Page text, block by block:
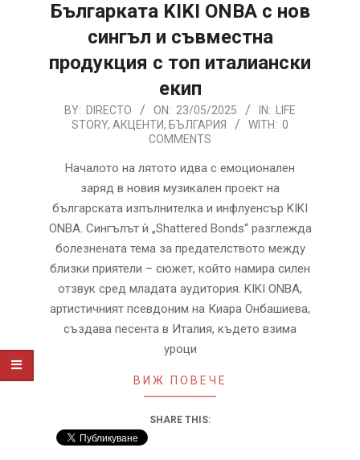
Българката KIKI ONBA с нов
сингъл и съвместна
продукция с топ италиански
екип
2025-
BY: DIRECTO ON: 23/05/2025 IN: LIFE
STORY, АКЦЕНТИ, БЪЛГАРИЯ WITH: 0
COMMENTS
Началото на лятото идва с емоционален
заряд в новия музикален проект на
българската изпълнителка и инфлуенсър KIKI
ONBA. Сингълът ѝ „Shattered Bonds“ разглежда
болезнената тема за предателството между
близки приятели – сюжет, който намира силен
отзвук сред младата аудитория. KIKI ONBA,
артистичният псевдоним на Киара Онбашиева,
създава песента в Италия, където взима
уроци
ВИЖ ПОВЕЧЕ
SHARE THIS: